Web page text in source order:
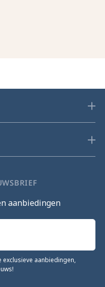
aanbiedingen
exclusieve aanbiedingen,